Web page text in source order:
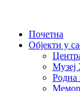
Почетна
Објекти у
Музеј
Родна